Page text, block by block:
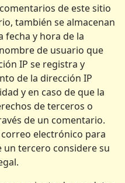
de este sitio
también se almacenan
fecha y hora de la
de usuario que
IP se registra y
de la dirección IP
y en caso de que la
de terceros o
de un comentario.
electrónico para
un tercero considere su